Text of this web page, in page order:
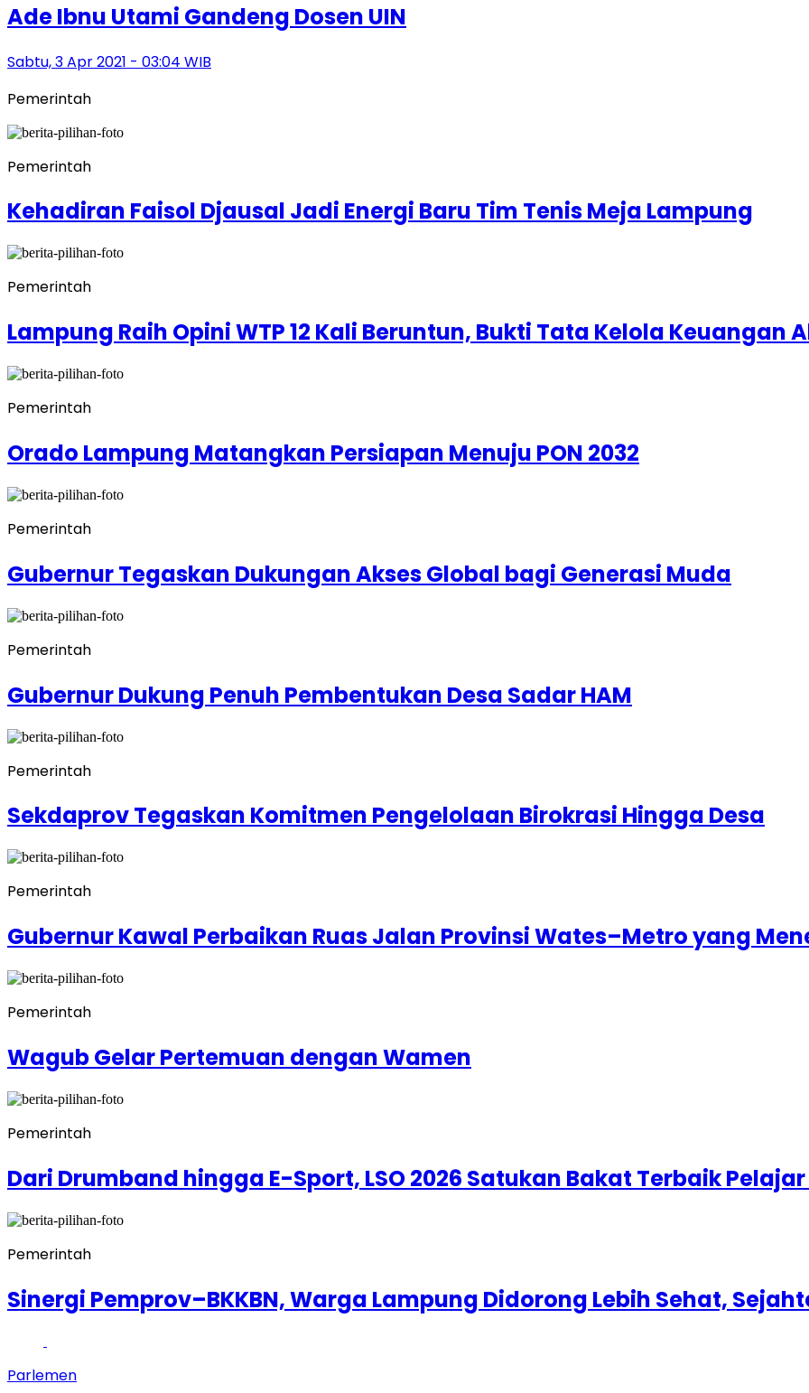
Ade Ibnu Utami Gandeng Dosen UIN
Sabtu, 3 Apr 2021 - 03:04 WIB
Pemerintah
Pemerintah
Kehadiran Faisol Djausal Jadi Energi Baru Tim Tenis Meja Lampung
Pemerintah
Lampung Raih Opini WTP 12 Kali Beruntun, Bukti Tata Kelola Keuangan
Pemerintah
Orado Lampung Matangkan Persiapan Menuju PON 2032
Pemerintah
Gubernur Tegaskan Dukungan Akses Global bagi Generasi Muda
Pemerintah
Gubernur Dukung Penuh Pembentukan Desa Sadar HAM
Pemerintah
Sekdaprov Tegaskan Komitmen Pengelolaan Birokrasi Hingga Desa
Pemerintah
Gubernur Kawal Perbaikan Ruas Jalan Provinsi Wates–Metro yang
Pemerintah
Wagub Gelar Pertemuan dengan Wamen
Pemerintah
Dari Drumband hingga E-Sport, LSO 2026 Satukan Bakat Terbaik
Pemerintah
Sinergi Pemprov–BKKBN, Warga Lampung Didorong Lebih Sehat,
Parlemen